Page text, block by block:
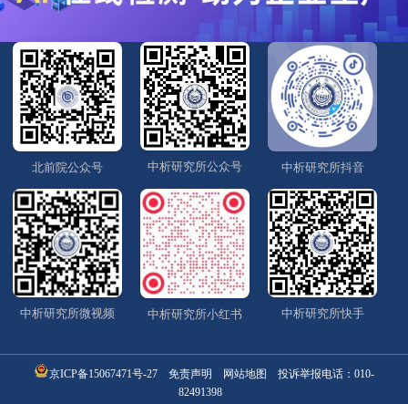
北前院公众号 中析研究所公众号 中析研究所抖音
中析研究所微视频 中析研究所小红书 中析研究所快手
京ICP备15067471号-27 免责声明 网站地图 投诉举报电话： 010-
82491398